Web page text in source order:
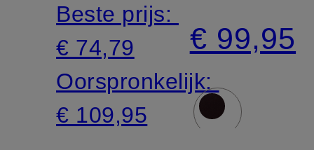
Beste prijs:
€ 74,79
Oorspronkelijk:
€ 109,95
draagbaar
€ 99,95